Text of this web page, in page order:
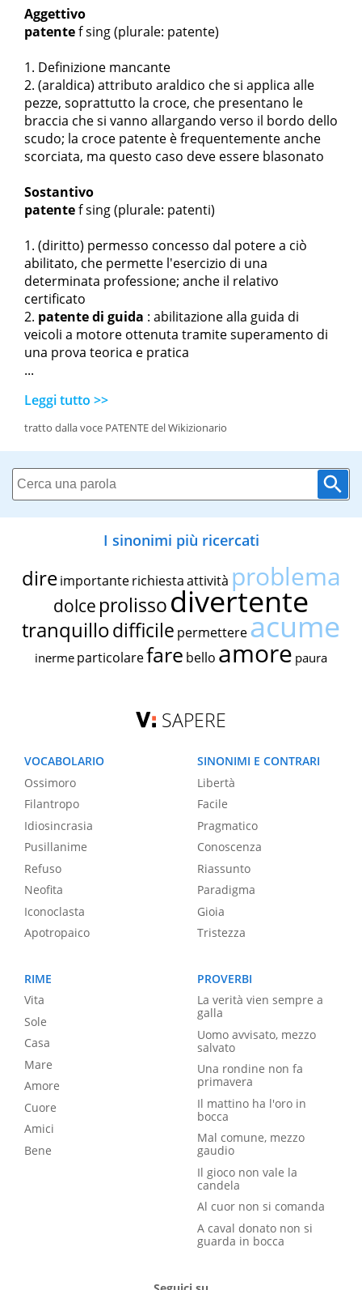
Aggettivo
patentef sing(plurale: patente)
Definizione mancante
(araldica) attributo araldico che si applica alle
pezze, soprattutto la croce, che presentano le
braccia che si vanno allargando verso il bordo dello
scudo; la croce patente è frequentemente anche
scorciata, ma questo caso deve essere blasonato
Sostantivo
patentef sing(plurale: patenti)
(diritto) permesso concesso dal potere a ciò
abilitato, che permette l'esercizio di una
determinata professione; anche il relativo
certificato
patente di guida : abilitazione alla guida di
veicoli a motore ottenuta tramite superamento di
una prova teorica e pratica
...
Leggi tutto >>
tratto dalla voce PATENTE del Wikizionario
I sinonimi più ricercati
dire importante richiestaattività problema
dolce prolissodivertente
tranquillodifficile permettereacume
inerme particolarefare bello amore paura
SAPERE
VOCABOLARIO
Ossimoro
Filantropo
Idiosincrasia
Pusillanime
Refuso
Neofita
Iconoclasta
Apotropaico
SINONIMI E CONTRARI
Libertà
Facile
Pragmatico
Conoscenza
Riassunto
Paradigma
Gioia
Tristezza
RIME
Vita
Sole
Casa
Mare
Amore
Cuore
Amici
Bene
PROVERBI
La verità vien sempre a
galla
Uomo avvisato, mezzo
salvato
Una rondine non fa
primavera
Il mattino ha l'oro in
bocca
Mal comune, mezzo
gaudio
Il gioco non vale la
candela
Al cuor non si comanda
A caval donato non si
guarda in bocca